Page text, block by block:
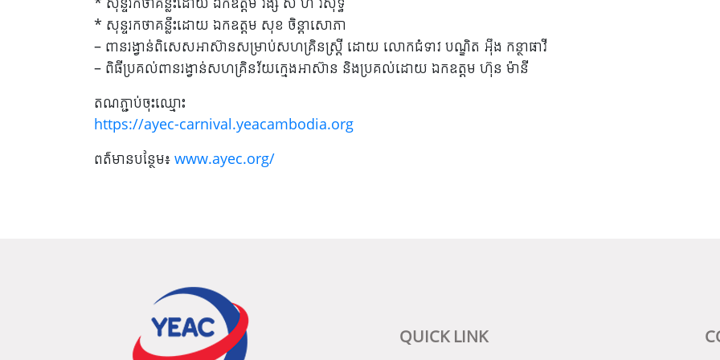
* សុន្ទរកថាគន្លឹះដោយ ឯកឧត្តម សុខ ចិន្តាសោភា
– ពានរង្វាន់ពិសេសអាស៊ានសម្រាប់សហគ្រិនស្ត្រី ដោយ លោកជំទាវ បណ្ឌិត អ៊ឹង កន្ថាផាវី
– ពិធីប្រគល់ពានរង្វាន់សហគ្រិនវ័យក្មេងអាស៊ាន និងប្រគល់ដោយ ឯកឧត្តម ហ៊ុន ម៉ានី
តណភ្ជាប់ចុះឈ្មោះ
https://ayec-carnival.yeacambodia.org
ពត៌មានបន្ថែម៖ www.ayec.org/
QUICK LINK